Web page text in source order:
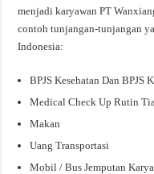
menjadi karyawan PT
contoh tunjangan-tunjangan
Indonesia:
BPJS Kesehatan Dan BPJS
Medical Check Up Rutin
Makan
Uang Transportasi
Mobil / Bus Jemputan